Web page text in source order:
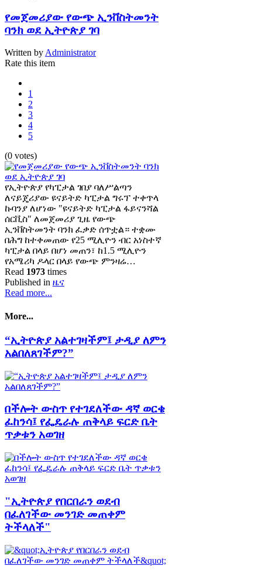
የመጀመሪያው የውጭ ኢንቨስትመንት
ባንክ ወደ ኢትዮጵያ ገባ
Written byAdministrator
Rate this item
1
2
3
4
5
(0 votes)
የኢትዮጵያ የካፒታል ገበያ ባለሥልጣን
ለናይጄሪያው ዩናይትድ ካፒታል ግሩፕ ተቀጥላ
ኩባንያ ለሆነው "ዩናይትድ ካፒታል ፋይናንሻል
ሰርቪስ" ለመጀመሪያ ጊዜ የውጭ
ኢንቨስትመንት ባንክ ፈቃድ ሰጥቷል። ተቋሙ
በሕግ ከተቀመጠው የ25 ሚሊዮን ብር አነስተኛ
ካፒታል በላይ በሆነ መጠን፣ ከ1.5 ሚሊዮን
የአሜሪካ ዶላር በላይ የውጭ ምንዛሬ…
Read 1973 times
Published in ዜና
Read more...
More...
“ኢትዮጵያ አልተገዛችም፤ ታዲያ ለምን
አልበለጸገችም?”
በችሎት ውስጥ የተገደለችው ዳኛ ወርቄ
ፈከንሳ፤ የፌዴራሉ ጠቅላይ ፍርድ ቤት
ጥቃቱን አወገዘ
"ኢትዮጵያ የበርበራን ወደብ
በፈለገችው መንገድ መጠቀም
ትችላለች"